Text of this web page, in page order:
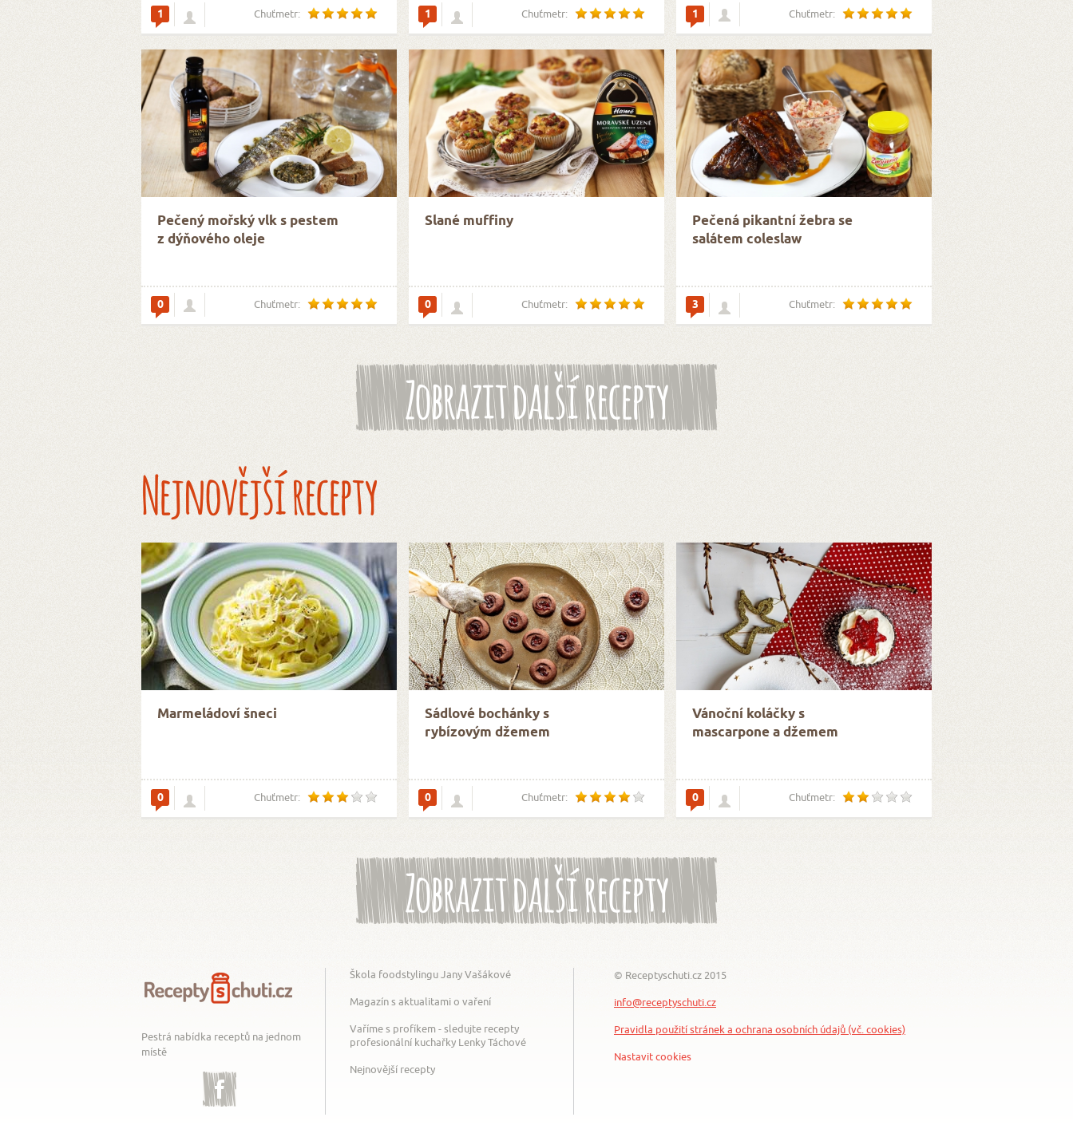
1 Chuťmetr: 1 Chuťmetr: 1 Chuťmetr:
Pečený mořský vlk s pestem
z dýňového oleje
0 Chuťmetr:
Slané muffiny
0 Chuťmetr:
Pečená pikantní žebra se
salátem coleslaw
3 Chuťmetr:
Zobrazit další recepty
Nejnovější recepty
Marmeládoví šneci
0 Chuťmetr:
Sádlové bochánky s
rybízovým džemem
0 Chuťmetr:
Vánoční koláčky s
mascarpone a džemem
0 Chuťmetr:
Zobrazit další recepty
Pestrá nabídka receptů na jednom
místě
Facebook
Škola foodstylingu Jany Vašákové
Magazín s aktualitami o vaření
Vaříme s profíkem - sledujte recepty
profesionální kuchařky Lenky Táchové
Nejnovější recepty
© Receptyschuti.cz 2015
info@receptyschuti.cz
Pravidla použití stránek a ochrana osobních údajů (vč. cookies)
Nastavit cookies